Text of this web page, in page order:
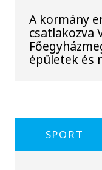
A kormány
csatlakozva
épületek és
SPORT